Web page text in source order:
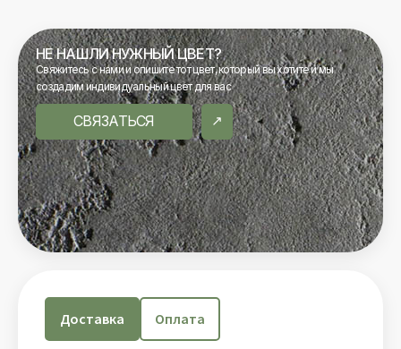
НЕ НАШЛИ НУЖНЫЙ ЦВЕТ?
Свяжитесь с нами и опишите тот цвет, который вы хотите и мы
создадим индивидуальный цвет для вас
СВЯЗАТЬСЯ
Доставка Оплата